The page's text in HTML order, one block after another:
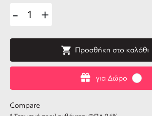
για Δώρο
- +
Προσθήκη στο καλάθι
Compare